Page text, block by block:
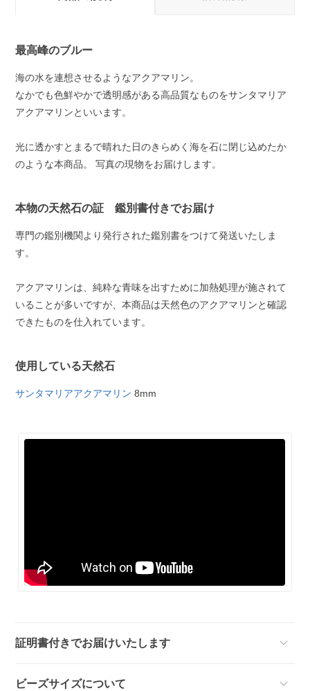
最高峰のブルー
海の水を連想させるようなアクアマリン。
なかでも色鮮やかで透明感がある高品質なものをサンタマリア
アクアマリンといいます。
光に透かすとまるで晴れた日のきらめく海を石に閉じ込めたか
のような本商品。 写真の現物をお届けします。
本物の天然石の証 鑑別書付きでお届け
専門の鑑別機関より発行された鑑別書をつけて発送いたしま
す。
アクアマリンは、純粋な青味を出すために加熱処理が施されて
いることが多いですが、本商品は天然色のアクアマリンと確認
できたものを仕入れています。
使用している天然石
サンタマリアアクアマリン 8mm
証明書付きでお届けいたします
ビーズサイズについて